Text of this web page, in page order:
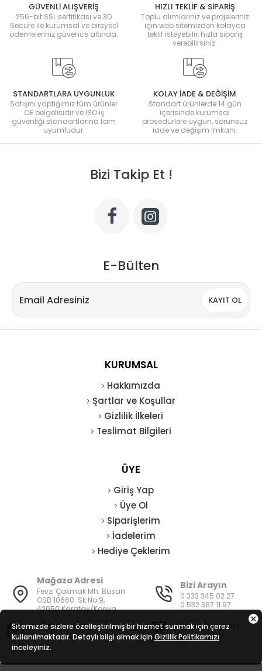
GÜVENLİ ALIŞVERİŞ
256-bit SSL sertifikası ve 3D
Secure ile kurumsal ve bireysel
ödemeleriniz güvence altında.
HIZLI TEKLİF & SİPARİŞ
Toplu alımlarınız ve projeleriniz
için web sitemizden kolayca
teklif isteyebilir, hızla sipariş
verebilirsiniz.
STANDARTLARA UYGUNLUK
Satışını yaptığımız tüm ürünler
CE belgelisidir ve ISO iş
güvenliği standartlarına tam
uyumludur.
KOLAY İADE & DEĞİŞİM
Standart ürünlerde 14 gün
içerisinde kurumsal
prosedürlere uygun, sorunsuz
iade ve değişim imkanı.
Bizi Takip Et !
E-Bülten
KAYIT OL
KURUMSAL
Hakkımızda
Şartlar ve Koşullar
Gizlilik İlkeleri
Teslimat Bilgileri
ÜYE
Giriş Yap
Üye Ol
Siparişlerim
İadelerim
Hediye Çeklerim
Mağaza Adresi
Fevzi Çakmak Mh. Büsan
OSB 10660. Sk No:9,
42050 Karatay/Konya
Bizi Arayın
0 332 345 02 27
0 532 367 11 97
E-Posta
bilgi@vatanisguvenligi.com
Mesai Saatleri
08:00 - 19:00
Sitemizde sizlere özelleştirilmiş bir hizmet sunmak için çerez
kullanılmaktadır. Detaylı bilgi almak için Gizlilik Politikamızı
inceleyiniz.